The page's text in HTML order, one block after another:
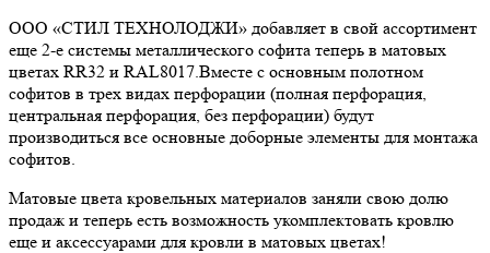
ООО «СТИЛ ТЕХНОЛОДЖИ» добавляет в свой ассортимент
еще 2-е системы металлического софита теперь в матовых
цветах RR32 и RAL8017.Вместе с основным полотном
софитов в трех видах перфорации (полная перфорация,
центральная перфорация, без перфорации) будут
производиться все основные доборные элементы для монтажа
софитов.
Матовые цвета кровельных материалов заняли свою долю
продаж и теперь есть возможность укомплектовать кровлю
еще и аксессуарами для кровли в матовых цветах!